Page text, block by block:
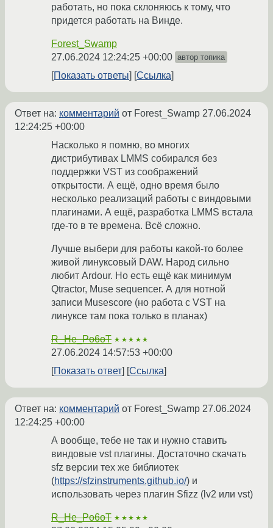
работать, но пока склоняюсь к тому, что
придется работать на Винде.
Forest_Swamp
27.06.2024 12:24:25 +00:00 автор топика
Показать ответы Ссылка
Ответ на: комментарий от Forest_Swamp 27.06.2024
12:24:25 +00:00
Насколько я помню, во многих
дистрибутивах LMMS собирался без
поддержки VST из соображений
открытости. А ещё, одно время было
несколько реализаций работы с виндовыми
плагинами. А ещё, разработка LMMS встала
где-то в те времена. Всё сложно.
Лучше выбери для работы какой-то более
живой линуксовый DAW. Народ сильно
любит Ardour. Но есть ещё как минимум
Qtractor, Muse sequencer. А для нотной
записи Musescore (но работа с VST на
линуксе там пока только в планах)
R_He_Po6oT ★★★★★
27.06.2024 14:57:53 +00:00
Показать ответ
Ссылка
Ответ на: комментарий от Forest_Swamp 27.06.2024
12:24:25 +00:00
А вообще, тебе не так и нужно ставить
виндовые vst плагины. Достаточно скачать
sfz версии тех же библиотек
(https://sfzinstruments.github.io/) и
использовать через плагин Sfizz (lv2 или vst)
R_He_Po6oT ★★★★★